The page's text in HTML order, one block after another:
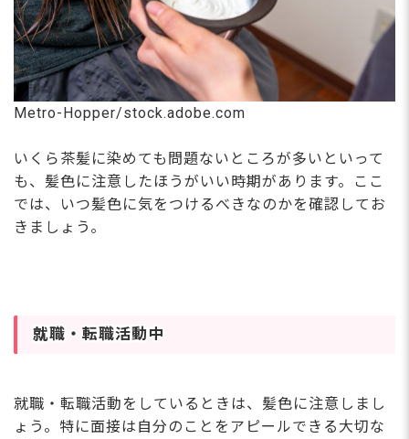
Metro-Hopper/stock.adobe.com
いくら茶髪に染めても問題ないところが多いといって
も、髪色に注意したほうがいい時期があります。ここ
では、いつ髪色に気をつけるべきなのかを確認してお
きましょう。
就職・転職活動中
就職・転職活動をしているときは、髪色に注意しまし
ょう。特に面接は自分のことをアピールできる大切な